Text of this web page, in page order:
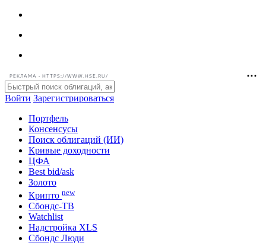
РЕКЛАМА • HTTPS://WWW.HSE.RU/
Войти Зарегистрироваться
Портфель
Консенсусы
Поиск облигаций (ИИ)
Кривые доходности
ЦФА
Best bid/ask
Золото
Крипто new